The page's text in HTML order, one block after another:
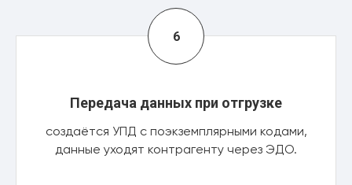
Передача данных при отгрузке
создаётся УПД с поэкземплярными кодами,
данные уходят контрагенту через ЭДО.